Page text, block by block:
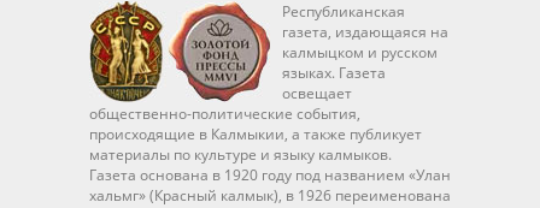
Республиканская
газета, издающаяся на
калмыцком и русском
языках. Газета
освещает
общественно-политические события,
происходящие в Калмыкии, а также публикует
материалы по культуре и языку калмыков.
Газета основана в 1920 году под названием «Улан
хальмг» (Красный калмык), в 1926 переименована